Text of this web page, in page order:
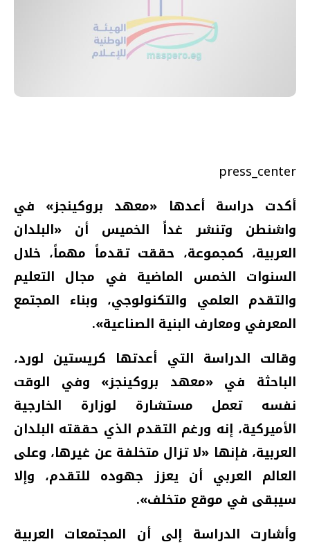
press_center
أكدت دراسة أعدها «معهد بروكينجز» في
واشنطن وتنشر غداً الخميس أن «البلدان
العربية، كمجموعة، حققت تقدماً مهماً، خلال
السنوات الخمس الماضية في مجال التعليم
والتقدم العلمي والتكنولوجي، وبناء المجتمع
المعرفي ومعارف البنية الصناعية».
وقالت الدراسة التي أعدتها كريستين لورد،
الباحثة في «معهد بروكينجز» وفي الوقت
نفسه تعمل مستشارة لوزارة الخارجية
الأميركية، إنه ورغم التقدم الذي حققته البلدان
العربية، فإنها «لا تزال متخلفة عن غيرها، وعلى
العالم العربي أن يعزز جهوده للتقدم، وإلا
سيبقى في موقع متخلف».
وأشارت الدراسة إلى أن المجتمعات العربية